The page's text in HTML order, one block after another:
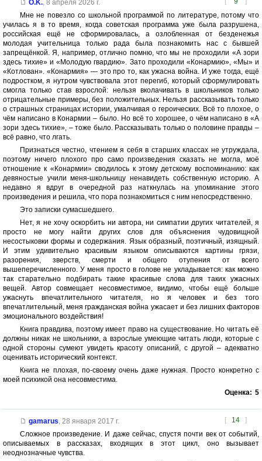
O.K., 8 апреля 2026 г.
Мне не повезло со школьной программой по литературе, потому что
училась я в то время, когда советская программа уже была разрушена,
российская ещё не сформировалась, а озлобленная от безденежья
молодая учительница только рада была познакомить нас с бывшей
запрещёнкой. Я, например, отлично помню, что мы не проходили «А зори
здесь тихие» и «Молодую гвардию». Зато проходили «Конармию», «Мы» и
«Котлован». «Конармия» — это про то, как ужасна война. И уже тогда, ещё
подростком, я нутром чувствовала этот перегиб, который сформулировать
смогла только став взрослой: нельзя вколачивать в школьников только
отрицательные примеры, без положительных. Нельзя рассказывать только
о страшных страницах истории, умалчивая о героических. Всё то плохое, о
чём написано в Конармии – было. Но всё то хорошее, о чём написано в «А
зори здесь тихие», – тоже было. Рассказывать только о половине правды –
всё равно, что лгать.
Признаться честно, чтением я себя в старших классах не утруждала,
поэтому ничего плохого про само произведения сказать не могла, моё
отношение к «Конармии» сводилось к этому детскому воспоминанию: как
девяностые учили меня-школьницу ненавидеть собственную историю. А
недавно я вдруг в очередной раз наткнулась на упоминание этого
произведения и решила, что пора познакомиться с ним непосредственно.
Это записки сумасшедшего.
Нет, я не хочу оскорбить ни автора, ни симпатии других читателей, я
просто не могу найти других слов для объяснения чудовищной
несостыковки формы и содержания. Язык образный, поэтичный, изящный.
И этим удивительно красивым языком описываются картины грязи,
разорения, зверств, смерти и общего отупения от всего
вышеперечисленного. У меня просто в голове не укладывается: как можно
так старательно подбирать такие красивые слова для таких ужасных
вещей. Автор совмещает несовместимое, видимо, чтобы ещё больше
ужаснуть впечатлительного читателя, но я человек и без того
впечатлительный, меня гражданская война ужасает и без лишних факторов
эмоционального воздействия!
Книга правдива, поэтому имеет право на существование. Но читать её
должны никак не школьники, а взрослые умеющие читать люди, которые с
одной стороны сумеют увидеть красоту описаний, с другой – адекватно
оценивать исторический контекст.
Книга не плохая, по-своему очень даже нужная. Просто конкретно с
моей психикой она несовместима.
Оценка: 5
[ 14 ]
gamarus, 28 января 2017 г.
Сложное произведение. И даже сейчас, спустя почти век от событий,
описываемых в рассказах, входящих в этот цикл, оно вызывает
неоднозначные чувства.